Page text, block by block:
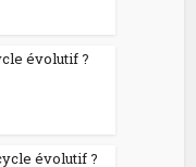
évolutif ?
évolutif ?